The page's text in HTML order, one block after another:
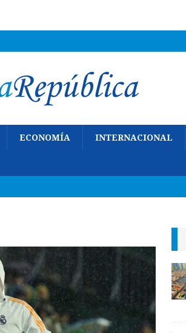
ECONOMÍA INTERNACIONAL